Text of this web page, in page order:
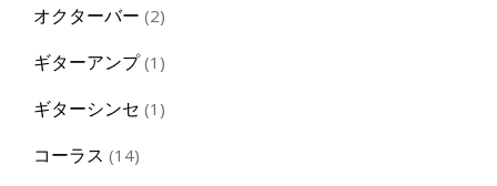
オクターバー 22
ギターアンプ 1 1
ギターシンセ 1 1
コーラス 1414